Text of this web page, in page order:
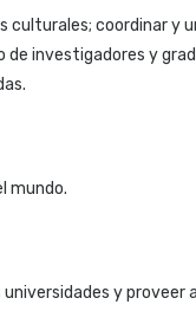
culturales; coordinar y
investigadores y
mundo.
y proveer